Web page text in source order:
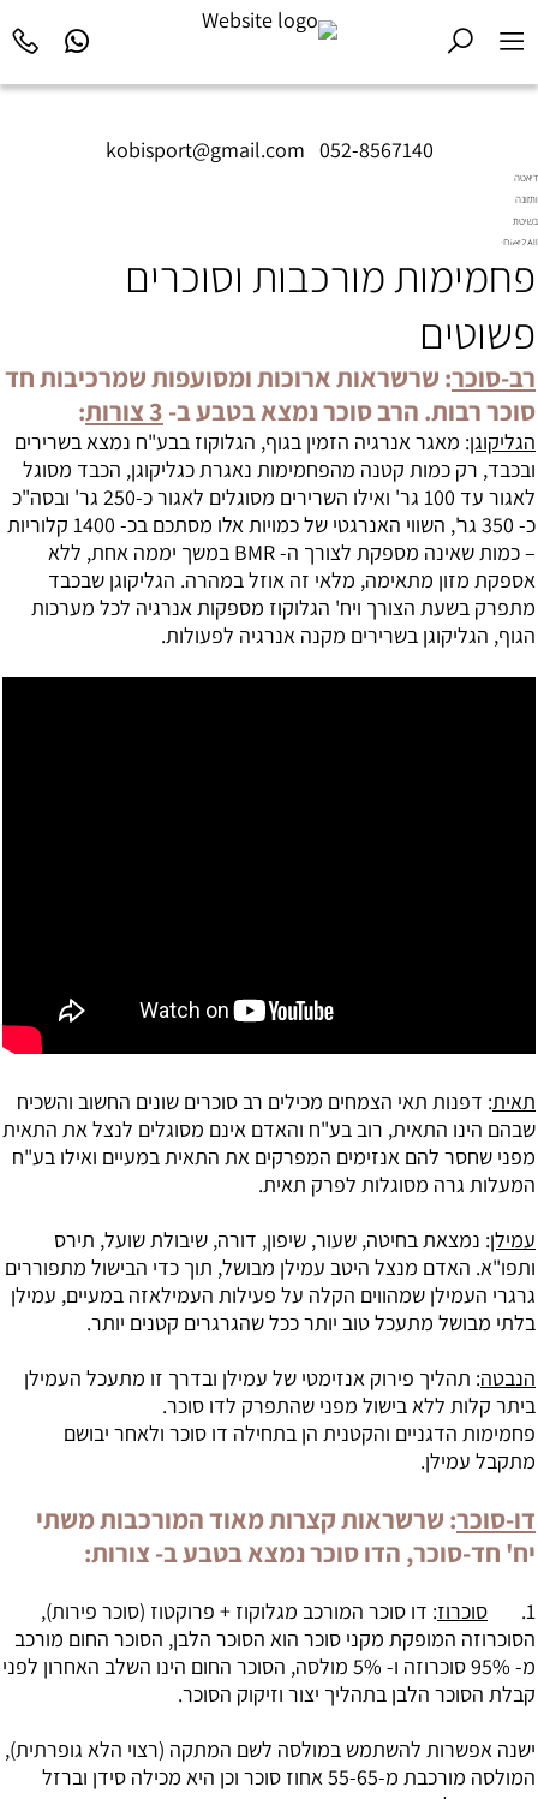
kobisport@gmail.com 052-8567140
דיאטה
ותזונה
בשיטת
Diet2All:
שמאחורי
המושלם.
פחמימות מורכבות וסוכרים
פשוטים
רב-סוכר: שרשראות ארוכות ומסועפות שמרכיבות חד
סוכר רבות. הרב סוכר נמצא בטבע ב- 3 צורות :
הגליקוגן: מאגר אנרגיה הזמין בגוף, הגלוקוז בבע"ח נמצא בשרירים
ובכבד, רק כמות קטנה מהפחמימות נאגרת כגליקוגן, הכבד מסוגל
לאגור עד 100 גר' ואילו השרירים מסוגלים לאגור כ-250 גר' ובסה"כ
כ- 350 גר', השווי האנרגטי של כמויות אלו מסתכם בכ- 1400 קלוריות
– כמות שאינה מספקת לצורך ה- BMR במשך יממה אחת, ללא
אספקת מזון מתאימה, מלאי זה אוזל במהרה. הגליקוגן שבכבד
מתפרק בשעת הצורך ויח' הגלוקוז מספקות אנרגיה לכל מערכות
הגוף, הגליקוגן בשרירים מקנה אנרגיה לפעולות.
תאית: דפנות תאי הצמחים מכילים רב סוכרים שונים החשוב והשכיח
שבהם הינו התאית, רוב בע"ח והאדם אינם מסוגלים לנצל את התאית
מפני שחסר להם אנזימים המפרקים את התאית במעיים ואילו בע"ח
המעלות גרה מסוגלות לפרק תאית.
עמילן: נמצאת בחיטה, שעור, שיפון, דורה, שיבולת שועל, תירס
ותפו"א. האדם מנצל היטב עמילן מבושל, תוך כדי הבישול מתפוררים
גרגרי העמילן שמהווים הקלה על פעילות העמילאזה במעיים, עמילן
בלתי מבושל מתעכל טוב יותר ככל שהגרגרים קטנים יותר.
הנבטה: תהליך פירוק אנזימטי של עמילן ובדרך זו מתעכל העמילן
ביתר קלות ללא בישול מפני שהתפרק לדו סוכר.
פחמימות הדגניים והקטנית הן בתחילה דו סוכר ולאחר יבושם
מתקבל עמילן.
דו-סוכר: שרשראות קצרות מאוד המורכבות משתי
יח' חד-סוכר, הדו סוכר נמצא בטבע ב- צורות:
1. סוכרוז: דו סוכר המורכב מגלוקוז + פרוקטוז (סוכר פירות),
הסוכרוזה המופקת מקני סוכר הוא הסוכר הלבן, הסוכר החום מורכב
מ- 95% סוכרוזה ו- 5% מולסה, הסוכר החום הינו השלב האחרון לפני
קבלת הסוכר הלבן בתהליך יצור וזיקוק הסוכר.
ישנה אפשרות להשתמש במולסה לשם המתקה (רצוי הלא גופרתית),
המולסה מורכבת מ-55-65 אחוז סוכר וכן היא מכילה סידן וברזל